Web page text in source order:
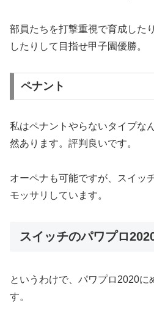
部員たちを打撃重視で育成した
したりして目指せ甲子園優勝。
ペナント
私はペナントやらないタイプな
然あります。評判良いです。
オーペナも可能ですが、スイッ
モッサリしています。
スイッチのパワプロ
というわけで、パワプロ2020に
す。